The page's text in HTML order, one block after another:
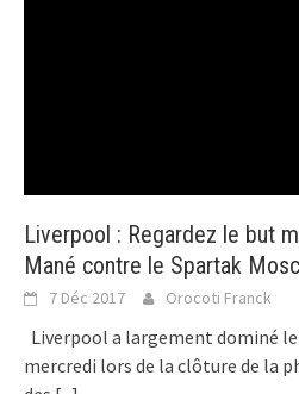
Liverpool : Regardez le but
Mané contre le Spartak
7 Déc 2017 Orocoti Franck
Liverpool a largement dominé le
mercredi lors de la clôture de la